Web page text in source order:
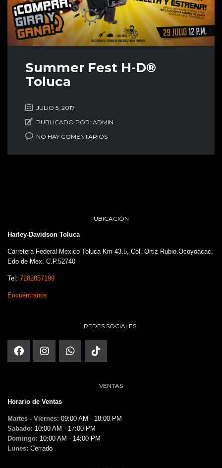
Summer Fest H-D®
Toluca
JULIO 5, 2017
PUBLICADO POR: ADMIN
NO HAY COMENTARIOS
UBICACIÓN
Harley-Davidson Toluca
Carretera Federal Mexico Toluca Km 43.5, Col. Ortiz Rubio.Ocoyoacac,
Edo de Mex. C.P.52740
Tel: 7282857199
Encuéntranos
REDES SOCIALES
VENTAS
Horario de Ventas
Martes - Viernes: 09:00 AM - 18:00 PM
Sabado: 10:00 AM - 17:00 PM
Domingo: 10:00 AM - 14:00 PM
Lunes: Cerrado